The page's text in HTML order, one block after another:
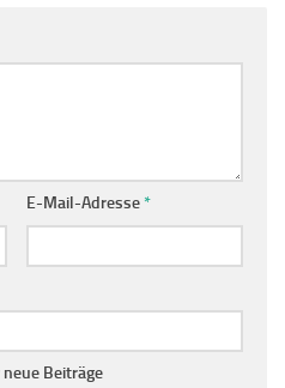
E-Mail-Adresse*
Beiträge